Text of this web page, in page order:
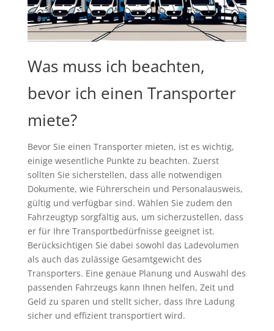
Was muss ich beachten,
bevor ich einen Transporter
miete?
Bevor Sie einen Transporter mieten, ist es wichtig,
einige wesentliche Punkte zu beachten. Zuerst
sollten Sie sicherstellen, dass alle notwendigen
Dokumente, wie Führerschein und Personalausweis,
gültig und verfügbar sind. Wählen Sie zudem den
Fahrzeugtyp sorgfältig aus, um sicherzustellen, dass
er für Ihre Transportbedürfnisse geeignet ist.
Berücksichtigen Sie dabei sowohl das Ladevolumen
als auch das zulässige Gesamtgewicht des
Transporters. Eine genaue Planung und Auswahl des
passenden Fahrzeugs kann Ihnen helfen, Zeit und
Geld zu sparen und stellt sicher, dass Ihre Ladung
sicher und effizient transportiert wird.